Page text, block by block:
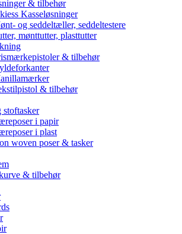
& tilbehør
Kasseløsninger
og seddeltæller, seddeltestere
mønttutter, plasttutter
& tilbehør
& tilbehør
stoftasker
i papir
i plast
woven poser & tasker
& tilbehør